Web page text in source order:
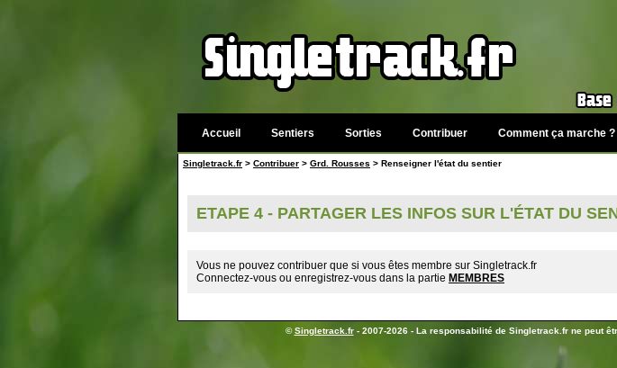
Accueil Sentiers Sorties Contribuer Comment ça marche ?
Singletrack.fr > Contribuer > Grd. Rousses > Renseigner l'état du sentier
ETAPE 4 - PARTAGER LES INFOS SUR L'ÉTAT DU
Vous ne pouvez contribuer que si vous êtes membre sur Singletrack.fr
Connectez-vous ou enregistrez-vous dans la partie MEMBRES
©Singletrack.fr- 2007-2026 - La responsabilité de Singletrack.fr ne peut